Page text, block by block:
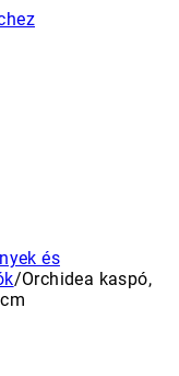
és
/Orchidea kaspó,